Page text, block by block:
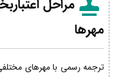
مراحل
مهرها
ترجمه رسمی با مهرهای